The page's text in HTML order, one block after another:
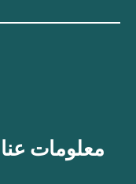
معلومات عنا